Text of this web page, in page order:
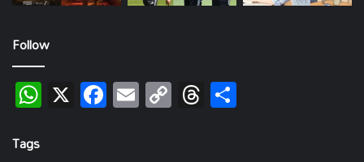
Follow
WhatsApp
X Facebook
EmailCopy
Link
Threads
Tags